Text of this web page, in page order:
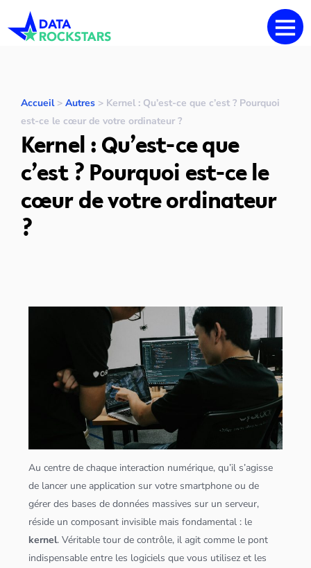
Accueil>Autres > Kernel : Qu’est-ce que c’est ? Pourquoi
est-ce le cœur de votre ordinateur ?
Kernel : Qu’est-ce que
c’est ? Pourquoi est-ce le
cœur de votre ordinateur
?
Au centre de chaque interaction numérique, qu’il s’agisse
de lancer uneapplication sur votre smartphone ou de
gérer des bases dedonnées massives sur un serveur,
réside un composant invisible mais fondamental : le
kernel. Véritable tour de contrôle, il agit comme le pont
indispensable entre les logiciels que vous utilisez et les